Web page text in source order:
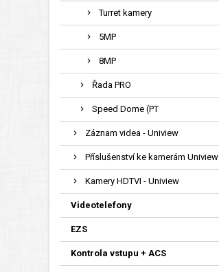
Turret kamery
5MP
8MP
Řada PRO
Speed Dome (PT
Záznam videa - Uniview
Příslušenství ke kamerám Uniview
Kamery HDTVI - Uniview
Videotelefony
EZS
Kontrola vstupu + ACS